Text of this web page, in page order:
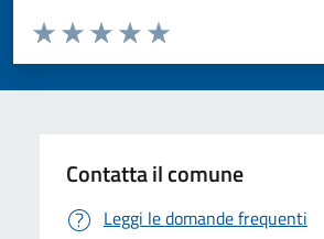
Valuta da 1 a 5 stelle la pagina
Valuta 5 stelle su 5
Valuta 4 stelle su 5
Valuta 3 stelle su 5
Valuta 2 stelle su 5
Valuta 1 stelle su 5
Contatta il comune
Leggi le domande frequenti